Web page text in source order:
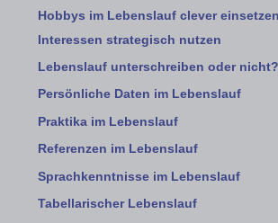
Hobbys im Lebenslauf clever
Interessen strategisch nutzen
Lebenslauf unterschreiben oder nicht?
Persönliche Daten im Lebenslauf
Praktika im Lebenslauf
Referenzen im Lebenslauf
Sprachkenntnisse im Lebenslauf
Tabellarischer Lebenslauf